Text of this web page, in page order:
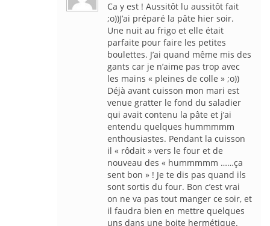
Ca y est ! Aussitôt lu aussitôt fait
;o))J’ai préparé la pâte hier soir.
Une nuit au frigo et elle était
parfaite pour faire les petites
boulettes. J’ai quand même mis des
gants car je n’aime pas trop avec
les mains « pleines de colle » ;o))
Déjà avant cuisson mon mari est
venue gratter le fond du saladier
qui avait contenu la pâte et j’ai
entendu quelques hummmmm
enthousiastes. Pendant la cuisson
il « rôdait » vers le four et de
nouveau des « hummmmm ……ça
sent bon » ! Je te dis pas quand ils
sont sortis du four. Bon c’est vrai
on ne va pas tout manger ce soir, et
il faudra bien en mettre quelques
uns dans une boite hermétique.